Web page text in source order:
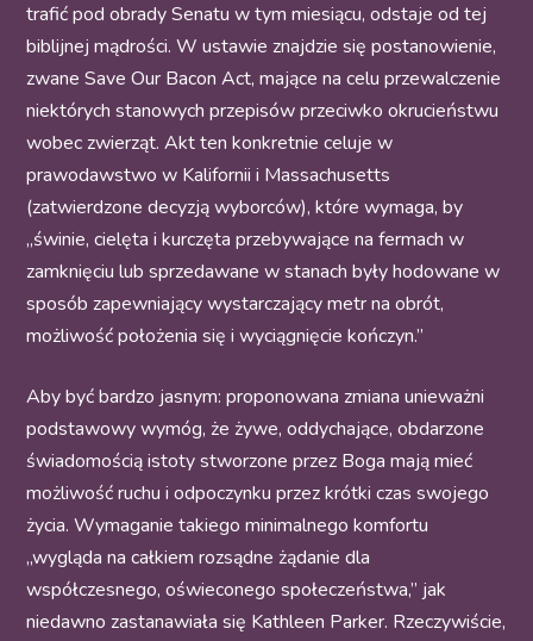
trafić pod obrady Senatu w tym miesiącu, odstaje od tej
biblijnej mądrości. W ustawie znajdzie się postanowienie,
zwaneSave Our Bacon Act, mające na celuprzewalczenie
niektórych stanowych przepisów przeciwko okrucieństwu
wobec zwierząt. Akt tenkonkretnie celuje w
prawodawstwo w Kalifornii i Massachusetts
(zatwierdzone decyzją wyborców), które wymaga, by
„świnie, cielęta i kurczęta przebywające na fermach w
zamknięciu lub sprzedawane w stanach były hodowane w
sposób zapewniający wystarczający metr na obrót,
możliwość położenia się i wyciągnięcie kończyn.”
Aby być bardzo jasnym: proponowana zmiana unieważni
podstawowy wymóg, że żywe, oddychające, obdarzone
świadomością istoty stworzone przez Boga mają mieć
możliwość ruchu i odpoczynku przez krótki czas swojego
życia. Wymaganie takiego minimalnego komfortu
„wygląda na całkiem rozsądne żądanie dla
współczesnego, oświeconego społeczeństwa,” jak
niedawno zastanawiała się Kathleen Parker. Rzeczywiście,